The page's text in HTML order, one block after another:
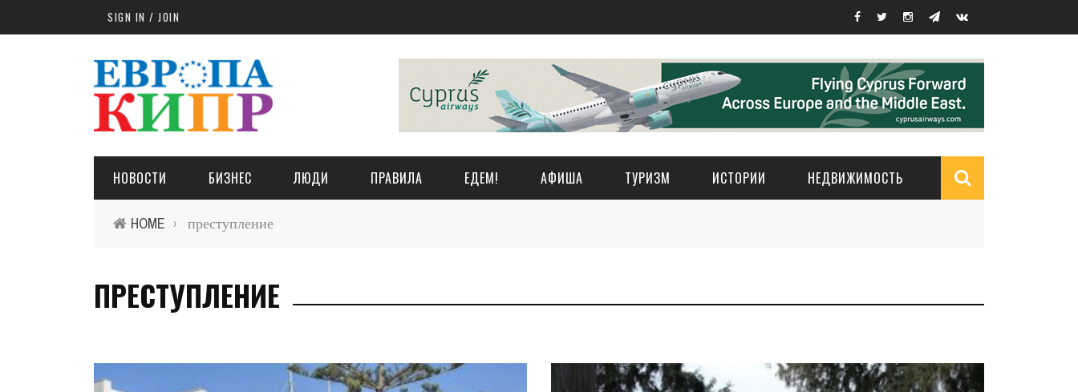
Skip to main contentSIGN IN / JOIN
НОВОСТИ БИЗНЕС ЛЮДИ ПРАВИЛА ЕДЕМ! АФИША ТУРИЗМ ИСТОРИИ НЕДВИЖИМОСТЬ
HOME › преступление
ПРЕСТУПЛЕНИЕ